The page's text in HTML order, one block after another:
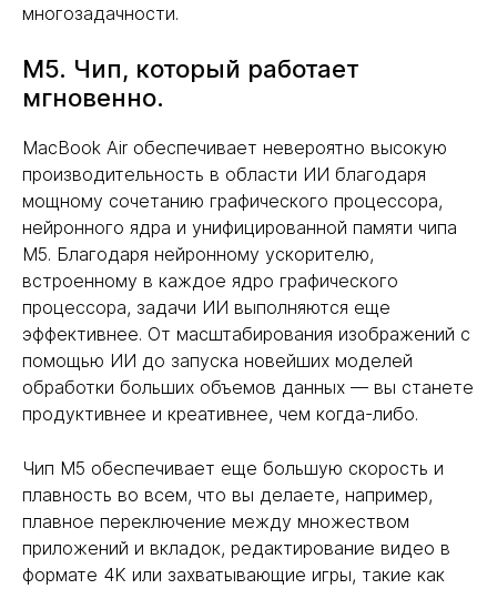
многозадачности.
M5. Чип, который работает
мгновенно.
MacBook Air обеспечивает невероятно высокую
производительность в области ИИ благодаря
мощному сочетанию графического процессора,
нейронного ядра и унифицированной памяти чипа
M5. Благодаря нейронному ускорителю,
встроенному в каждое ядро графического
процессора, задачи ИИ выполняются еще
эффективнее. От масштабирования изображений с
помощью ИИ до запуска новейших моделей
обработки больших объемов данных — вы станете
продуктивнее и креативнее, чем когда-либо.
Чип M5 обеспечивает еще большую скорость и
плавность во всем, что вы делаете, например,
плавное переключение между множеством
приложений и вкладок, редактирование видео в
формате 4K или захватывающие игры, такие как